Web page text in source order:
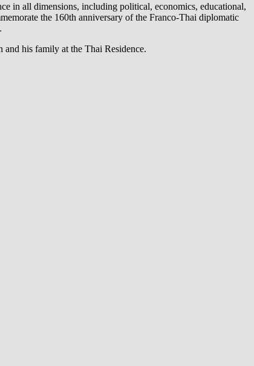
in all dimensions, including political, economics, educational,
the 160th anniversary of the Franco-Thai diplomatic
his family at the Thai Residence.